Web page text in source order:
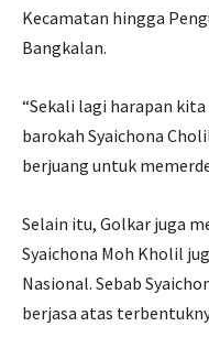
Kecamatan hingga
Bangkalan.
“Sekali lagi harapan
barokah Syaichona
berjuang untuk
Selain itu, Golkar juga
Syaichona Moh Kholil
Nasional. Sebab
berjasa atas